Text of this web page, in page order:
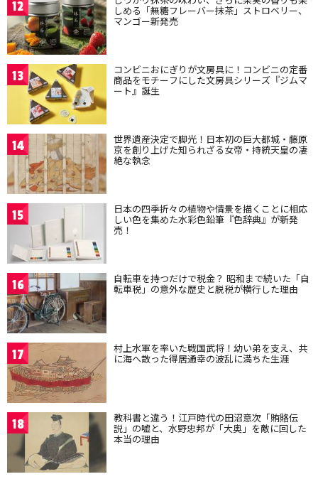
12 しめる「無糖フレーバー抹茶」ストロベリー、
マンゴー新発売
13 コンビニおにぎりが文房具に！コンビニの定番
商品をモチーフにした文房具シリーズ『ジムマ
ート』誕生
14 世界遺産決定で脚光！日本初の巨大都城・藤原
京を創り上げた知られざる女帝・持統天皇の凄
絶な執念
15 日本の四季折々の植物や情景を描くことに相応
しい色を集めた水彩色鉛筆『色辞典』が新発
売！
16 自転車を持つだけで税金？ 昭和まで続いた「自
転車税」の意外な歴史と脱税が横行した理由
17 村上水軍を率いた戦国武将！幼い弟を支え、共
に海へ散った得居通幸の波乱に満ちた生涯
18 教科書と違う！江戸時代の田沼意次「賄賂伝
説」の嘘と、水野忠邦が「大奥」を敵に回した
本当の理由